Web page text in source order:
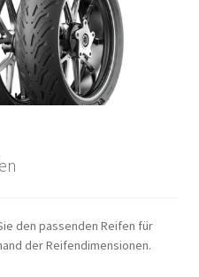
den passenden Reifen für
der Reifendimensionen.